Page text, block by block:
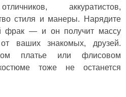
аккуратистов,
стиля и манеры. Нарядите
фрак — и он получит массу
ваших знакомых, друзей.
платье или флисовом
тоже не останется